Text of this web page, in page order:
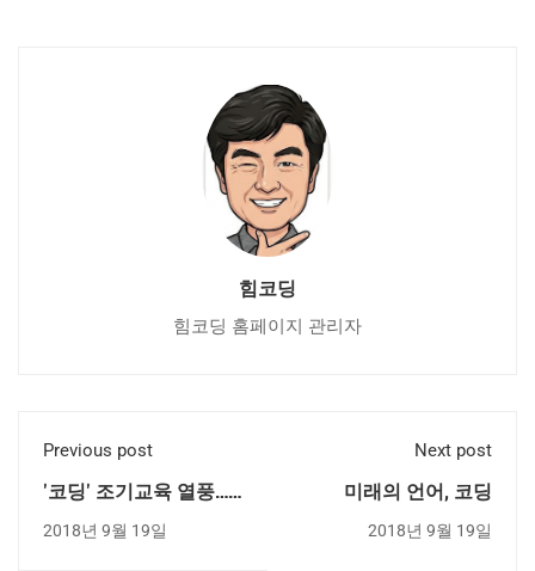
힘코딩
힘코딩 홈페이지 관리자
Previous post
'코딩' 조기교육 열풍…
등장
2018년 9월 19일
Next post
미래의 언어, 코딩
2018년 9월 19일